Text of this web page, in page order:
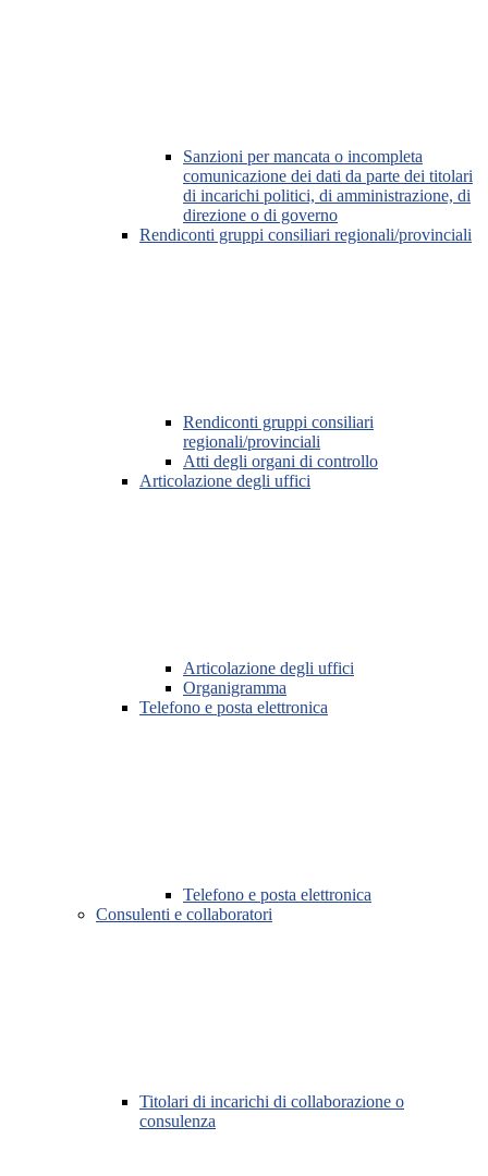
Sanzioni per mancata o incompleta
comunicazione dei dati da parte dei titolari
di incarichi politici, di amministrazione, di
direzione o di governo
Rendiconti gruppi consiliari regionali/provinciali
Rendiconti gruppi consiliari
regionali/provinciali
Atti degli organi di controllo
Articolazione degli uffici
Articolazione degli uffici
Organigramma
Telefono e posta elettronica
Telefono e posta elettronica
Consulenti e collaboratori
Titolari di incarichi di collaborazione o
consulenza